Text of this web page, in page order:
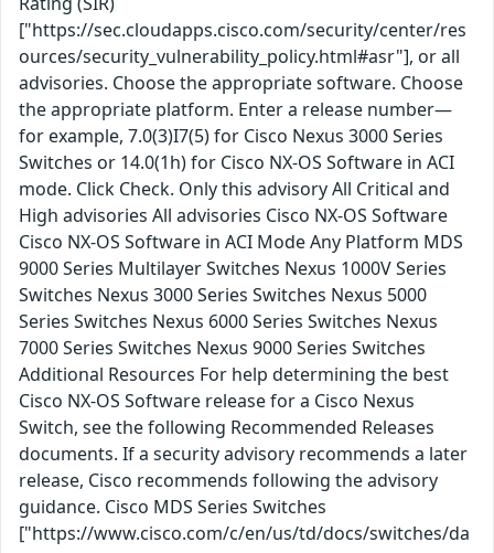
["https://sec.cloudapps.cisco.com/security/center/res
ources/security_vulnerability_policy.html#asr"], or all
advisories. Choose the appropriate software. Choose
the appropriate platform. Enter a release number—
for example, 7.0(3)I7(5) for Cisco Nexus 3000 Series
Switches or 14.0(1h) for Cisco NX-OS Software in ACI
mode. Click Check. Only this advisory All Critical and
High advisories All advisories Cisco NX-OS Software
Cisco NX-OS Software in ACI Mode Any Platform MDS
9000 Series Multilayer Switches Nexus 1000V Series
Switches Nexus 3000 Series Switches Nexus 5000
Series Switches Nexus 6000 Series Switches Nexus
7000 Series Switches Nexus 9000 Series Switches
Additional Resources For help determining the best
Cisco NX-OS Software release for a Cisco Nexus
Switch, see the following Recommended Releases
documents. If a security advisory recommends a later
release, Cisco recommends following the advisory
guidance. Cisco MDS Series Switches
["https://www.cisco.com/c/en/us/td/docs/switches/da